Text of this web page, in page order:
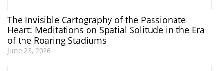
The Invisible Cartography of the Passionate
Heart: Meditations on Spatial Solitude in the Era
of the Roaring Stadiums
June 23, 2026